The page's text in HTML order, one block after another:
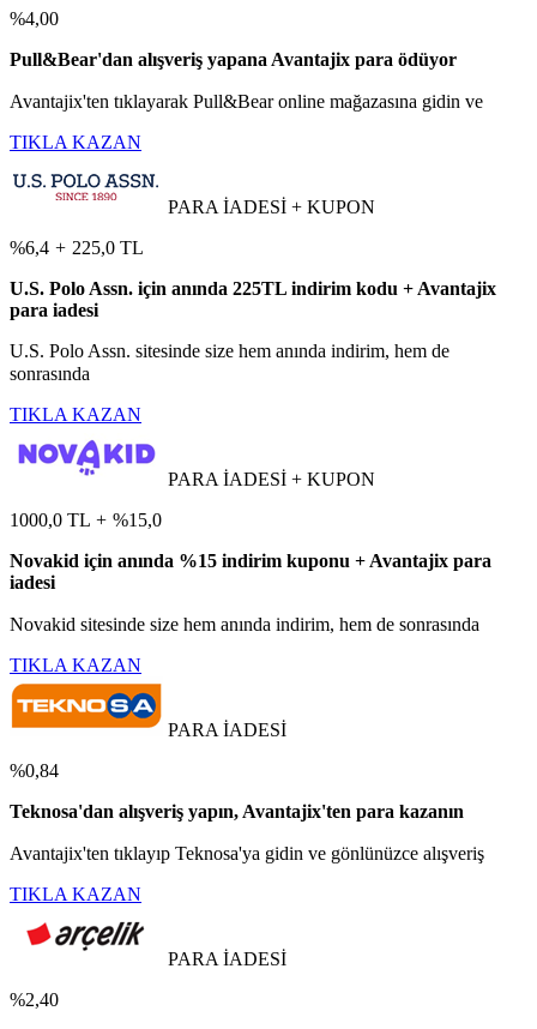
%4,00
Pull&Bear'dan alışveriş yapana Avantajix para ödüyor
Avantajix'ten tıklayarak Pull&Bear online mağazasına gidin ve
TIKLA KAZAN
PARA İADESİ + KUPON
%6,4 + 225,0 TL
U.S. Polo Assn. için anında 225TL indirim kodu + Avantajix
para iadesi
U.S. Polo Assn. sitesinde size hem anında indirim, hem de
sonrasında
TIKLA KAZAN
PARA İADESİ + KUPON
1000,0 TL + %15,0
Novakid için anında %15 indirim kuponu + Avantajix para
iadesi
Novakid sitesinde size hem anında indirim, hem de sonrasında
TIKLA KAZAN
PARA İADESİ
%0,84
Teknosa'dan alışveriş yapın, Avantajix'ten para kazanın
Avantajix'ten tıklayıp Teknosa'ya gidin ve gönlünüzce alışveriş
TIKLA KAZAN
PARA İADESİ
%2,40